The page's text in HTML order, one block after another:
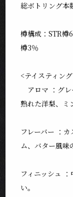
総ボトリング本
樽構成：STR樽
樽3％
<テイ
アロマ ：グレ
熟れた洋梨、ミ
フレーバー ：
ム、バター風味
フィニッシュ
い。